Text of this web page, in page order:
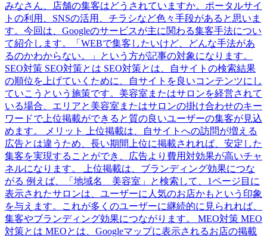
みなさん、店舗の集客はどうされていますか。ポータルサイ
トの利用、SNSの活用、チラシなど色々手段があると思いま
す。今回は、Googleのサービスが主に関わる集客手法につい
て紹介します。「WEBで集客したいけど、どんな手法があ
るのかわからない。」という方が記事の対象になります。
SEO対策 SEO対策とは SEO対策とは、自サイトの検索結果
の順位を上げていくために、自サイトを良いコンテンツにし
ていこうという施策です。美容室またはサロンを経営されて
いる場合、エリアと美容室またはサロンの掛け合わせのキー
ワードで上位掲載ができると質の良いユーザーの集客が見込
めます。 メリット 上位掲載は、自サイトへの訪問が増える
広告とは違うため、長い期間上位に掲載されれば、安定した
集客を実現することができ、広告より費用対効果が高いチャ
ネルになります。 上位掲載は、ブランディング効果につな
がる 例えば、「地域名 美容室」と検索して、1ページ目に
表示されたサロンは、ユーザーに人気のお店かもという印象
を与えます。これが多くのユーザーに継続的に見られれば、
集客やブランディング効果につながります。 MEO対策 MEO
対策とは MEOとは、Googleマップに表示されるお店の掲載